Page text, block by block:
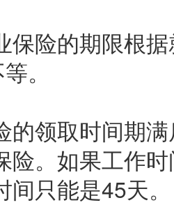
险的期限根据
。
领取时间期满
险。如果工作
只能是45天。